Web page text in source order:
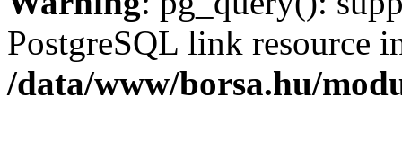
PostgreSQL link resource
/data/www/borsa.hu/